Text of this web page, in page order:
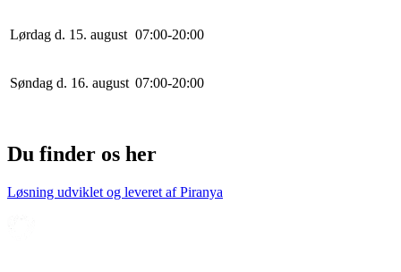
Lørdag d. 15. august 07:00-20:00
Søndag d. 16. august 07:00-20:00
Du finder os her
Løsning udviklet og leveret afPiranya